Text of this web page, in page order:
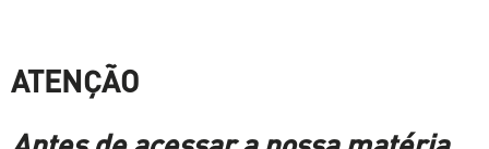
ATENÇÃO